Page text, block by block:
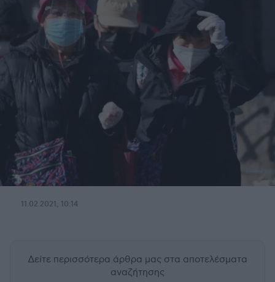
11.02.2021, 10:14
Δείτε περισσότερα άρθρα μας στα αποτελέσματα
αναζήτησης